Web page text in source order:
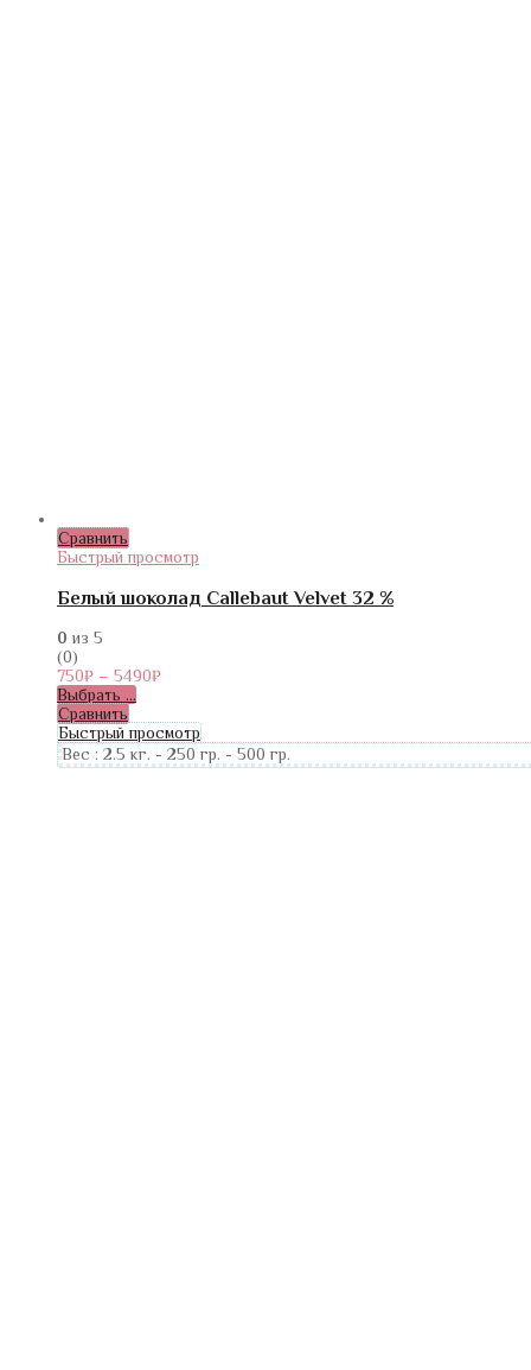
Сравнить
Быстрый просмотр
Белый шоколад Callebaut Velvet 32 %
0 из 5
(0)
750₽ – 5490₽
Выбрать ...
Сравнить
Быстрый просмотр
Вес : 2.5 кг. - 250 гр. - 500 гр.